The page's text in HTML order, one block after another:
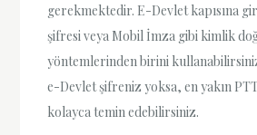
gerekmektedir. E-Devlet kapısına
şifresi veya Mobil İmza gibi kimlik
yöntemlerinden birini
e-Devlet şifreniz yoksa, en yakın
kolayca temin edebilirsiniz.